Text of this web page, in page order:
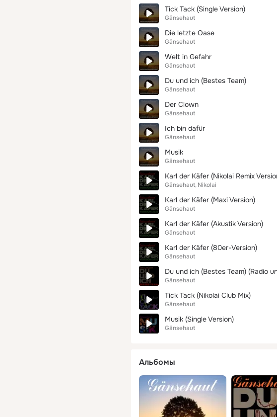
Tick Tack (Single Version)
Gänsehaut
Die letzte Oase
Gänsehaut
Welt in Gefahr
Gänsehaut
Du und ich (Bestes Team)
Gänsehaut
Der Clown
Gänsehaut
Ich bin dafür
Gänsehaut
Musik
Gänsehaut
Karl der Käfer (Nikolai Remix
Gänsehaut Nikolai
Karl der Käfer (Maxi Version)
Gänsehaut
Karl der Käfer (Akustik Version)
Gänsehaut
Karl der Käfer (80er-Version)
Gänsehaut
Du und ich (Bestes Team) (Radio
Gänsehaut
Tick Tack (Nikolai Club Mix)
Gänsehaut
Musik (Single Version)
Gänsehaut
Альбомы